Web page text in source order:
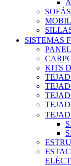
SISTEMAS
KITS